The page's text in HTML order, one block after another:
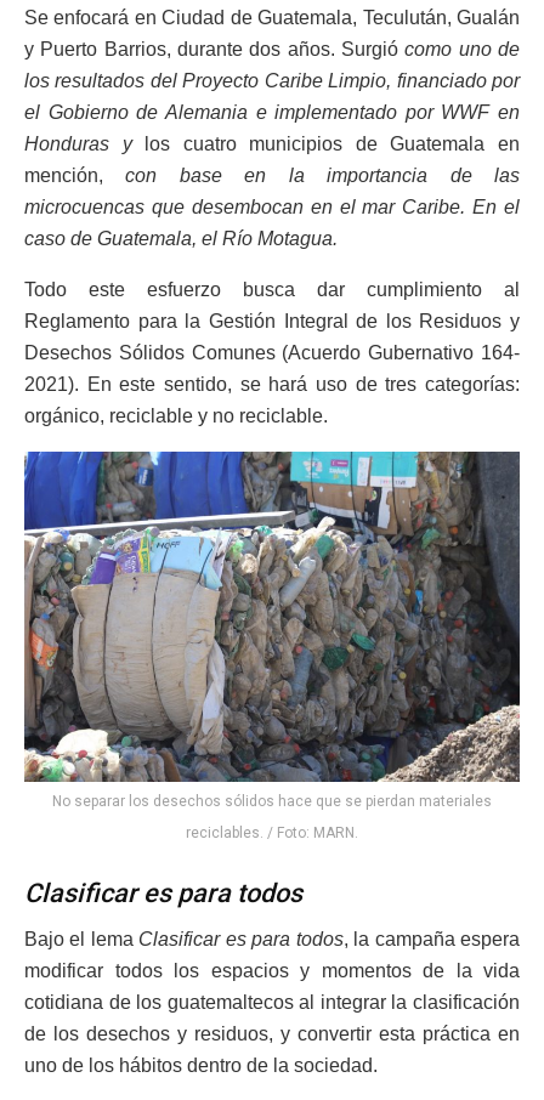
Se enfocará en Ciudad de Guatemala, Teculután, Gualán
y Puerto Barrios, durante dos años. Surgiócomo uno de
los resultados del Proyecto Caribe Limpio, financiado por
el Gobierno de Alemania e implementado por WWF en
Honduras ylos cuatro municipios de Guatemala en
mención, con base en la importancia de las
microcuencas que desembocan en el mar Caribe. En el
caso de Guatemala, el Río Motagua.
Todo este esfuerzo busca dar cumplimiento al
Reglamento para la Gestión Integral de los Residuos y
Desechos Sólidos Comunes (Acuerdo Gubernativo 164-
2021). En este sentido, se hará uso de tres categorías:
orgánico, reciclable y no reciclable.
No separar los desechos sólidos hace que se pierdan materiales
reciclables. / Foto: MARN.
Clasificar es para todos
Bajo el lema Clasificar es para todos, la campaña espera
modificar todos los espacios y momentos de la vida
cotidiana de los guatemaltecos al integrar la clasificación
de los desechos y residuos, y convertir esta práctica en
uno de los hábitos dentro de la sociedad.